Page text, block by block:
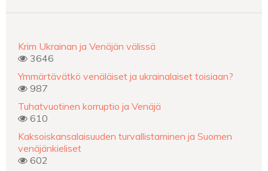
Krim Ukrainan ja Venäjän välissä
3646
Ymmärtävätkö venäläiset ja ukrainalaiset toisiaan?
987
Tuhatvuotinen korruptio ja Venäjä
610
Kaksoiskansalaisuuden turvallistaminen ja Suomen
venäjänkieliset
602